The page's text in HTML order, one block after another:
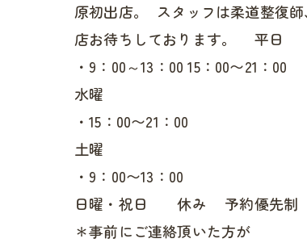
原初出店。 スタッフは柔道整
店お待ちしております。 平日
・9：00～13：00 15：00〜21：00
水曜
・15：00〜21：00
土曜
・9：00〜13：00
日曜・祝日 休み 予約優先制
＊事前にご連絡頂いた方が